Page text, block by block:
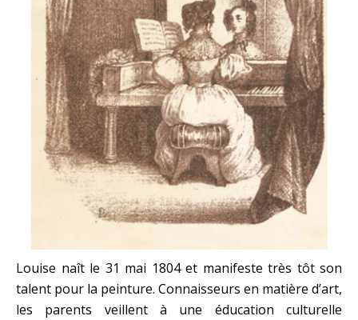
Louise naît le 31 mai 1804 et manifeste très tôt son
talent pour la peinture. Connaisseurs en matière d’art,
les parents veillent à une éducation culturelle